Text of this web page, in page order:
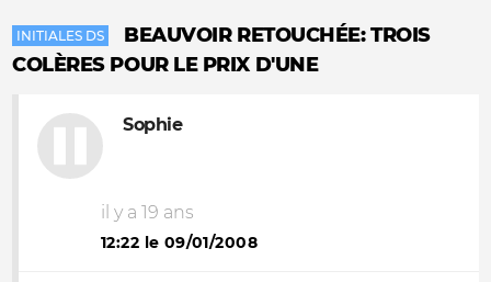
INITIALES DS
BEAUVOIR RETOUCHÉE: TROIS
COLÈRES POUR LE PRIX D'UNE
Sophie
il y a 19 ans
12:22 le 09/01/2008